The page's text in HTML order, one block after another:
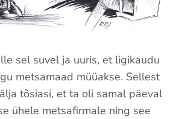
sel suvel ja uuris, et ligikaudu
metsamaad müüakse. Sellest
tõsiasi, et ta oli samal päeval
ühele metsafirmale ning see